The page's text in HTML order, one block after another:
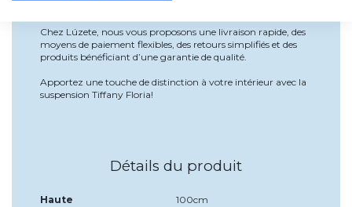
Chez Lúzete, nous vous proposons une livraison rapide, des
moyens de paiement flexibles, des retours simplifiés et des
produits bénéficiant d’une garantie de qualité.
Apportez une touche de distinction à votre intérieur avec la
suspension Tiffany Floria!
Détails du produit
Haute
100cm